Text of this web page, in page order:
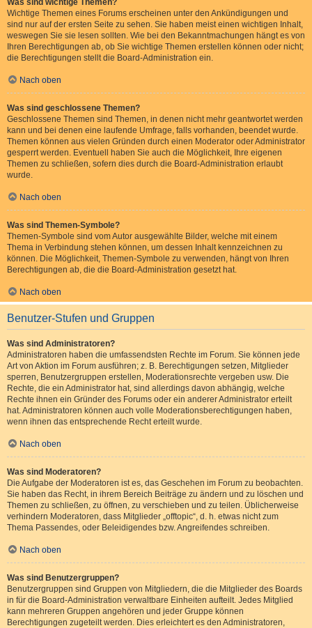
Was sind wichtige Themen?
Wichtige Themen eines Forums erscheinen unter den Ankündigungen und
sind nur auf der ersten Seite zu sehen. Sie haben meist einen wichtigen Inhalt,
weswegen Sie sie lesen sollten. Wie bei den Bekanntmachungen hängt es von
Ihren Berechtigungen ab, ob Sie wichtige Themen erstellen können oder nicht;
die Berechtigungen stellt die Board-Administration ein.
Nach oben
Was sind geschlossene Themen?
Geschlossene Themen sind Themen, in denen nicht mehr geantwortet werden
kann und bei denen eine laufende Umfrage, falls vorhanden, beendet wurde.
Themen können aus vielen Gründen durch einen Moderator oder Administrator
gesperrt werden. Eventuell haben Sie auch die Möglichkeit, Ihre eigenen
Themen zu schließen, sofern dies durch die Board-Administration erlaubt
wurde.
Nach oben
Was sind Themen-Symbole?
Themen-Symbole sind vom Autor ausgewählte Bilder, welche mit einem
Thema in Verbindung stehen können, um dessen Inhalt kennzeichnen zu
können. Die Möglichkeit, Themen-Symbole zu verwenden, hängt von Ihren
Berechtigungen ab, die die Board-Administration gesetzt hat.
Nach oben
Benutzer-Stufen und Gruppen
Was sind Administratoren?
Administratoren haben die umfassendsten Rechte im Forum. Sie können jede
Art von Aktion im Forum ausführen; z. B. Berechtigungen setzen, Mitglieder
sperren, Benutzergruppen erstellen, Moderationsrechte vergeben usw. Die
Rechte, die ein Administrator hat, sind allerdings davon abhängig, welche
Rechte ihnen ein Gründer des Forums oder ein anderer Administrator erteilt
hat. Administratoren können auch volle Moderationsberechtigungen haben,
wenn ihnen das entsprechende Recht erteilt wurde.
Nach oben
Was sind Moderatoren?
Die Aufgabe der Moderatoren ist es, das Geschehen im Forum zu beobachten.
Sie haben das Recht, in ihrem Bereich Beiträge zu ändern und zu löschen und
Themen zu schließen, zu öffnen, zu verschieben und zu teilen. Üblicherweise
verhindern Moderatoren, dass Mitglieder „offtopic“, d. h. etwas nicht zum
Thema Passendes, oder Beleidigendes bzw. Angreifendes schreiben.
Nach oben
Was sind Benutzergruppen?
Benutzergruppen sind Gruppen von Mitgliedern, die die Mitglieder des Boards
in für die Board-Administration verwaltbare Einheiten aufteilt. Jedes Mitglied
kann mehreren Gruppen angehören und jeder Gruppe können
Berechtigungen zugeteilt werden. Dies erleichtert es den Administratoren,